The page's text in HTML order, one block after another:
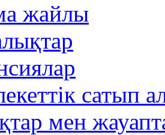
жайлы
сатып
мен